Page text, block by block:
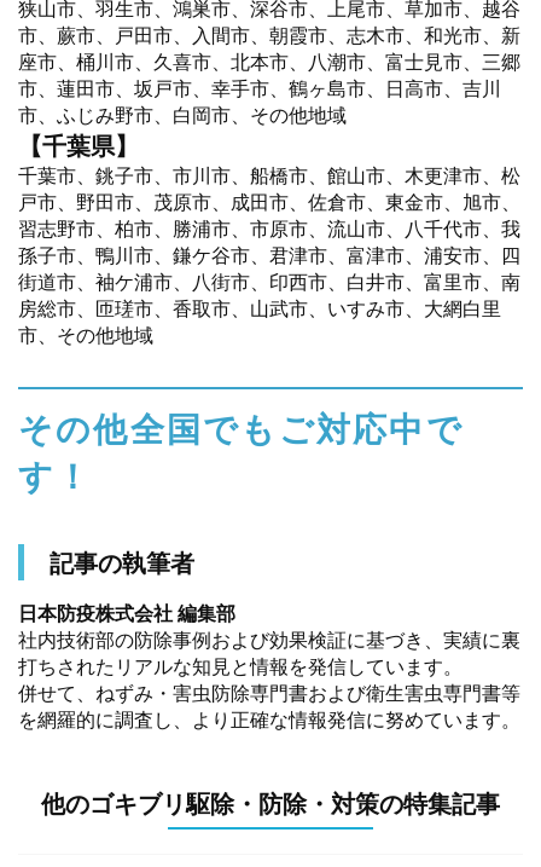
狭山市、羽生市、鴻巣市、深谷市、上尾市、草加市、越谷
市、蕨市、戸田市、入間市、朝霞市、志木市、和光市、新
座市、桶川市、久喜市、北本市、八潮市、富士見市、三郷
市、蓮田市、坂戸市、幸手市、鶴ヶ島市、日高市、吉川
市、ふじみ野市、白岡市、その他地域
【千葉県】
千葉市、銚子市、市川市、船橋市、館山市、木更津市、松
戸市、野田市、茂原市、成田市、佐倉市、東金市、旭市、
習志野市、柏市、勝浦市、市原市、流山市、八千代市、我
孫子市、鴨川市、鎌ケ谷市、君津市、富津市、浦安市、四
街道市、袖ケ浦市、八街市、印西市、白井市、富里市、南
房総市、匝瑳市、香取市、山武市、いすみ市、大網白里
市、その他地域
その他全国でもご対応中で
す！
記事の執筆者
日本防疫株式会社 編集部
社内技術部の防除事例および効果検証に基づき、実績に裏
打ちされたリアルな知見と情報を発信しています。
併せて、ねずみ・害虫防除専門書および衛生害虫専門書等
を網羅的に調査し、より正確な情報発信に努めています。
他のゴキブリ駆除・防除・対策の特集記事